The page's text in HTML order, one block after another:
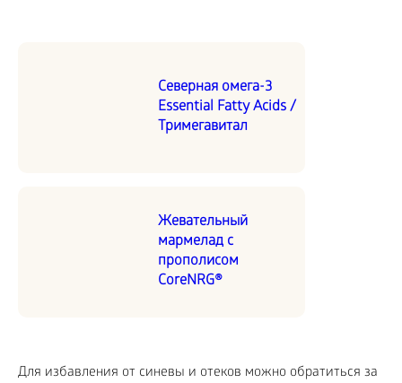
Северная омега-3
Essential Fatty Acids /
Тримегавитал
Жевательный
мармелад с
прополисом
CoreNRG®
Для избавления от синевы и отеков можно обратиться за